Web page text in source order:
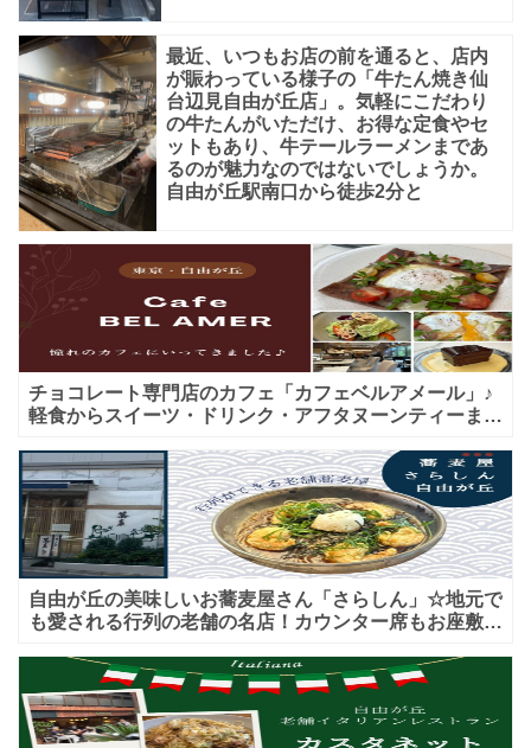
最近、いつもお店の前を通ると、店内
が賑わっている様子の「牛たん焼き仙
台辺見自由が丘店」。気軽にこだわり
の牛たんがいただけ、お得な定食やセ
ットもあり、牛テールラーメンまであ
るのが魅力なのではないでしょうか。
自由が丘駅南口から徒歩2分と
チョコレート専門店のカフェ「カフェベルアメール」♪
軽食からスイーツ・ドリンク・アフタヌーンティーまで
自由が丘の美味しいお蕎麦屋さん「さらしん」☆地元で
も愛される行列の老舗の名店！カウンター席もお座敷も